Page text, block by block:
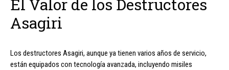
El Valor de los Destructores
Asagiri
Los destructores Asagiri, aunque ya tienen varios años de servicio,
están equipados con tecnología avanzada, incluyendo misiles